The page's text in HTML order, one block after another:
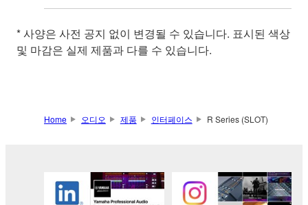
* 사양은 사전 공지 없이 변경될 수 있습니다. 표시된 색상
및 마감은 실제 제품과 다를 수 있습니다.
Home 오디오 제품 인터페이스 R Series (SLOT)